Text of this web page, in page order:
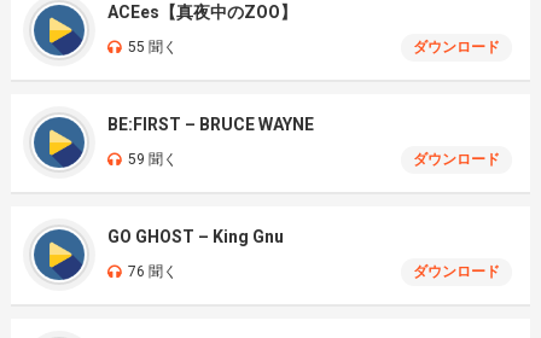
ACEes【真夜中のZOO】
55 聞く ダウンロード
BE:FIRST – BRUCE WAYNE
59 聞く ダウンロード
GO GHOST – King Gnu
76 聞く ダウンロード